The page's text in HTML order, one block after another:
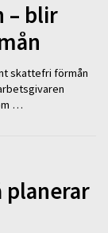
– blir
skattefri förmån
…
planerar